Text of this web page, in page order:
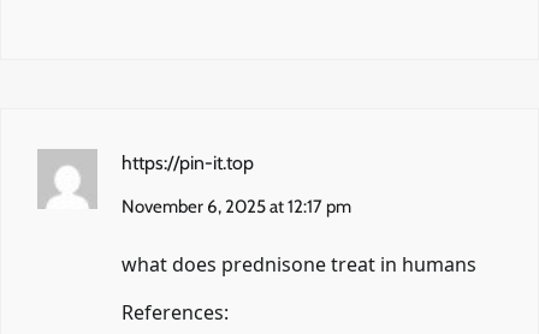
https://pin-it.top
November 6, 2025 at 12:17 pm
what does prednisone treat in humans
References: